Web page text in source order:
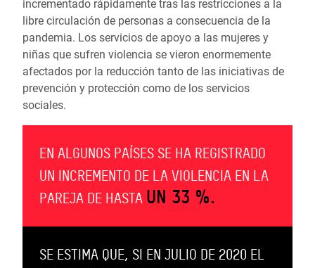
incrementado rápidamente tras las restricciones a la
libre circulación de personas a consecuencia de la
pandemia. Los servicios de apoyo a las mujeres y
niñas que sufren violencia se vieron enormemente
afectados por la reducción tanto de las iniciativas de
prevención y protección como de los servicios
sociales.
EN ALGUNOS PAÍSES SE HA REGISTRADO
UN INCREMENTO DE LA VIOLENCIA EN LA
PAREJA DE HASTA UN 33 %.
SE ESTIMA QUE, SI EN JULIO DE 2020 EL